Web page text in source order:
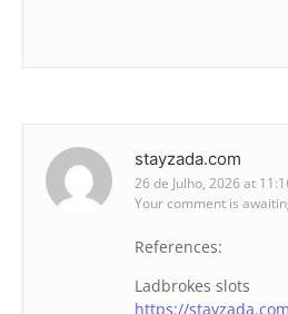
stayzada.com
26 de Julho, 2026 at
Your comment is
References:
Ladbrokes slots
https://